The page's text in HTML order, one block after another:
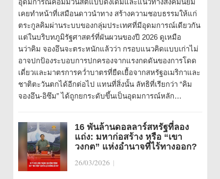
อุดมการณ์คอมมิวนิสต์แบบดั้งเดิมและแนวทางสังคมนิยม
เคยทำหน้าที่เสมือนดาวนำทาง สร้างความชอบธรรมให้แก่
ตระกูลคิมผ่านระบบของกลุ่มประเทศที่มีอุดมการณ์เดียวกัน
แต่ในบริบทภูมิรัฐศาสตร์ที่ผันผวนของปี 2026 ดูเหมือ
นว่าคิม จองอึนจะตระหนักแล้วว่า กรอบแนวคิดแบบเก่าไม่
อาจปกป้องระบอบการปกครองจากแรงกดดันของการโดด
เดี่ยวและมาตรการคว่ำบาตรที่ยืดเยื้อจากสหรัฐอเมริกาและ
ชาติตะวันตกได้อีกต่อไป แทนที่สิ่งนั้น ลัทธิที่เรียกว่า “คิม
จองอึน-อิซึม” ได้ถูกยกระดับขึ้นเป็นอุดมการณ์หลัก…
16 พันล้านดอลลาร์สหรัฐที่ลอง
แถ่ง: มหาก่อสร้าง หรือ “เขา
วงกต” แห่งอำนาจที่ไร้ทางออก?
26/03/2026 |